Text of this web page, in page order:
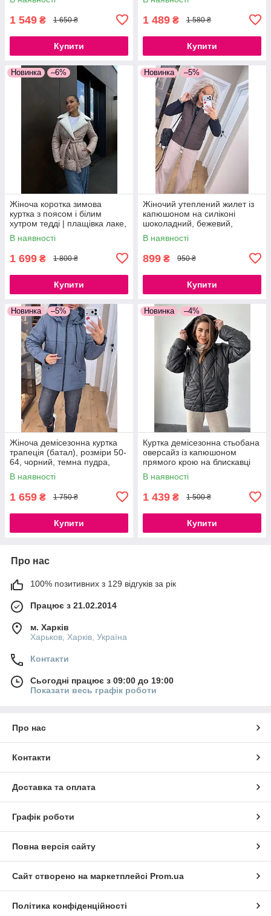
1 549 ₴ 1 650 ₴
Купити
1 489 ₴ 1 580 ₴
Купити
Новинка –6%
Жіноча коротка зимова
куртка з поясом і білим
хутром тедді | плащівка лаке,
S–L пудра чорний
В наявності
1 699 ₴ 1 800 ₴
Купити
Новинка –5%
Жіночий утеплений жилет із
капюшоном на силіконі
шоколадний, бежевий,
чорний, хакі
В наявності
899 ₴ 950 ₴
Купити
Новинка –5%
Жіноча демісезонна куртка
трапеція (батал), розміри 50-
64, чорний, темна пудра,
сірий
В наявності
1 659 ₴ 1 750 ₴
Купити
Новинка –4%
Куртка демісезонна стьобана
оверсайз із капюшоном
прямого крою на блискавці
чорна моко біла
В наявності
1 439 ₴ 1 500 ₴
Купити
Про нас
100% позитивних з 129 відгуків за рік
Працює з 21.02.2014
м. Харків
Харьков, Харків, Україна
Контакти
Сьогодні працює з 09:00 до 19:00
Показати весь графік роботи
Про нас
Контакти
Доставка та оплата
Графік роботи
Повна версія сайту
Сайт створено на маркетплейсі Prom.ua
Політика конфіденційності